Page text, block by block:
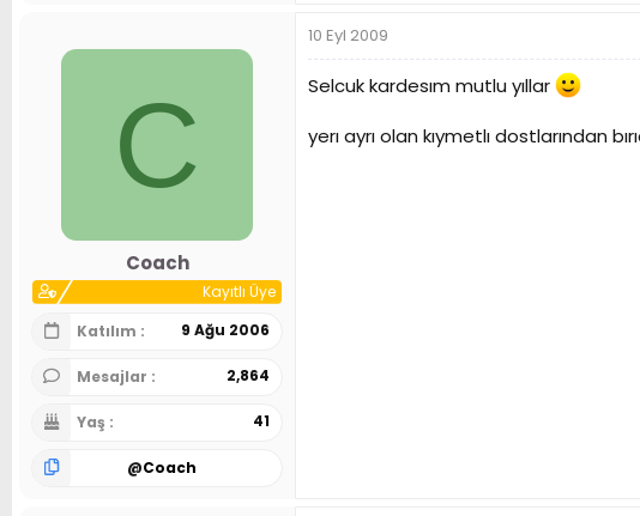
C
Coach
Kayıtlı Üye
Katılım
9 Ağu 2006
Mesajlar 2,864
Yaş 41
@Coach
10 Eyl 2009
Selcuk kardesım mutlu yıllar
yerı ayrı olan kıymetlı dostlarından